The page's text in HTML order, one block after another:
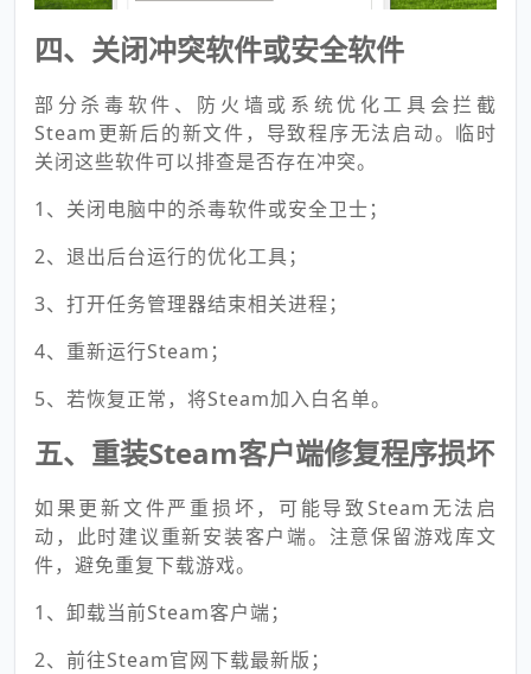
四、关闭冲突软件或安全软件
部分杀毒软件、防火墙或系统优化工具会拦截
Steam更新后的新文件，导致程序无法启动。临时
关闭这些软件可以排查是否存在冲突。
1、关闭电脑中的杀毒软件或安全卫士；
2、退出后台运行的优化工具；
3、打开任务管理器结束相关进程；
4、重新运行Steam；
5、若恢复正常，将Steam加入白名单。
五、重装Steam客户端修复程序损坏
如果更新文件严重损坏，可能导致Steam无法启
动，此时建议重新安装客户端。注意保留游戏库文
件，避免重复下载游戏。
1、卸载当前Steam客户端；
2、前往Steam官网下载最新版；